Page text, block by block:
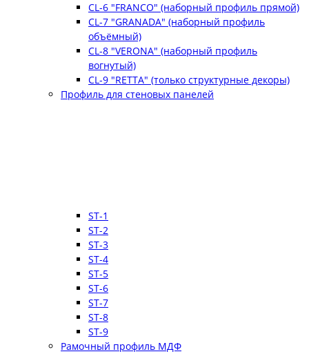
CL-6 "FRANCO" (наборный профиль прямой)
CL-7 "GRANADA" (наборный профиль
объёмный)
CL-8 "VERONA" (наборный профиль
вогнутый)
CL-9 "RETTA" (только структурные декоры)
Профиль для стеновых панелей
ST-1
ST-2
ST-3
ST-4
ST-5
ST-6
ST-7
ST-8
ST-9
Рамочный профиль МДФ